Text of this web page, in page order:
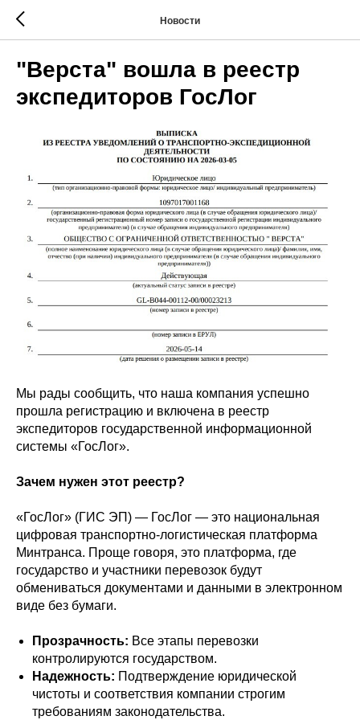
Новости
"Верста" вошла в реестр
экспедиторов ГосЛог
Мы рады сообщить, что наша компания успешно
прошла регистрацию и включена в реестр
экспедиторов государственной информационной
системы «ГосЛог».
Зачем нужен этот реестр?
«ГосЛог» (ГИС ЭП) — ГосЛог — это национальная
цифровая транспортно-логистическая платформа
Минтранса. Проще говоря, это платформа, где
государство и участники перевозок будут
обмениваться документами и данными в электронном
виде без бумаги.
Прозрачность: Все этапы перевозки
контролируются государством.
Надежность: Подтверждение юридической
чистоты и соответствия компании строгим
требованиям законодательства.